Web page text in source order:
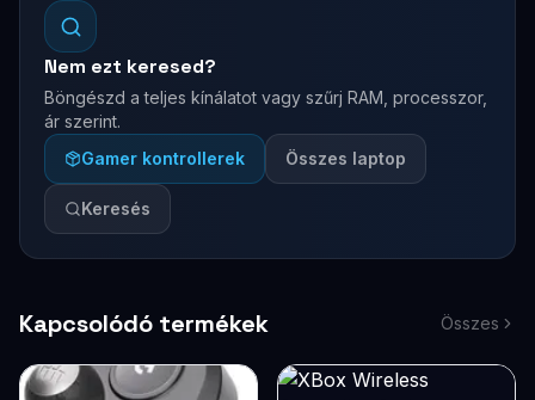
Nem ezt keresed?
Böngészd a teljes kínálatot vagy szűrj RAM, processzor,
ár szerint.
Gamer kontrollerek
Összes laptop
Keresés
Kapcsolódó termékek Összes